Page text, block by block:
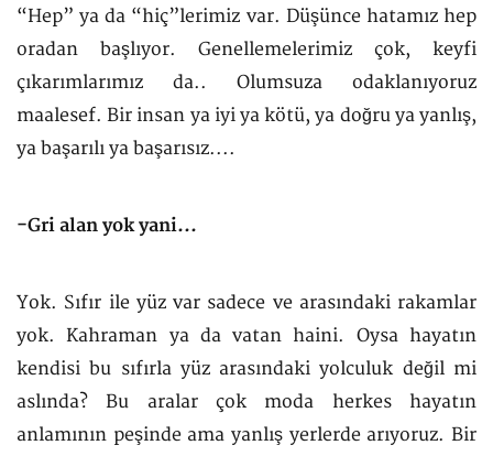
“Hep” ya da “hiç”lerimiz var. Düşünce hatamız hep
oradan başlıyor. Genellemelerimiz çok, keyfi
çıkarımlarımız da.. Olumsuza odaklanıyoruz
maalesef. Bir insan ya iyi ya kötü, ya doğru ya yanlış,
ya başarılı ya başarısız....
-Gri alan yok yani...
Yok. Sıfır ile yüz var sadece ve arasındaki rakamlar
yok. Kahraman ya da vatan haini. Oysa hayatın
kendisi bu sıfırla yüz arasındaki yolculuk değil mi
aslında? Bu aralar çok moda herkes hayatın
anlamının peşinde ama yanlış yerlerde arıyoruz. Bir